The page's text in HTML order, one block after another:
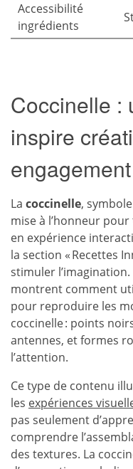
Accessibilité
ingrédients
Coccinelle :
inspire
engagement
La coccinelle,
mise à l’honneur
en expérience
la section « Recettes
stimuler
montrent comment
pour reproduire les
coccinelle : points
antennes, et formes
l’attention.
Ce type de contenu
les expériences
pas seulement
comprendre
des textures. La